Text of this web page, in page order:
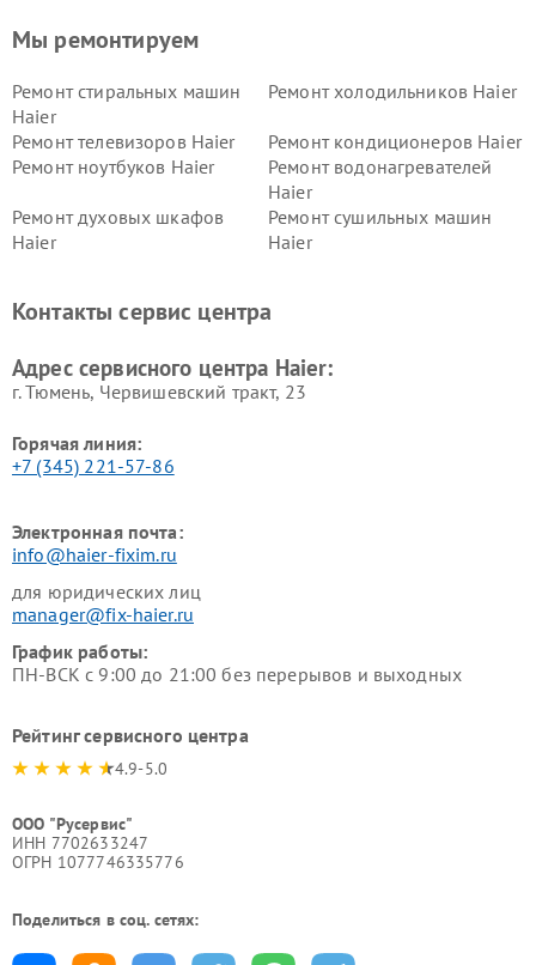
Мы ремонтируем
Ремонт стиральных машин
Haier
Ремонт холодильников Haier
Ремонт телевизоров Haier
Ремонт кондиционеров Haier
Ремонт ноутбуков Haier
Ремонт водонагревателей
Haier
Ремонт духовых шкафов
Haier
Ремонт сушильных машин
Haier
Ремонт роботов-пылесосов
Ремонт посудомоечных
Контакты сервис центра
Адрес сервисного центра Haier:
г. Тюмень, ​Червишевский тракт, 23
Горячая линия:
+7 (345) 221-57-86
Электронная почта:
info@haier-fixim.ru
для юридических лиц
manager@fix-haier.ru
График работы:
ПН-ВСК с 9:00 до 21:00 без перерывов и выходных
Рейтинг сервисного центра
4.9-5.0
ООО "Русервис"
ИНН 7702633247
ОГРН 1077746335776
Поделиться в соц. сетях: